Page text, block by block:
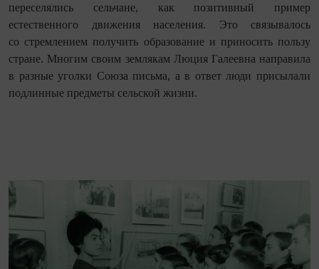
переселялись сельчане, как позитивный пример
естественного движения населения. Это связывалось
со стремлением получить образование и приносить пользу
стране. Многим своим землякам Люция Галеевна направила
в разные уголки Союза письма, а в ответ люди присылали
подлинные предметы сельской жизни.